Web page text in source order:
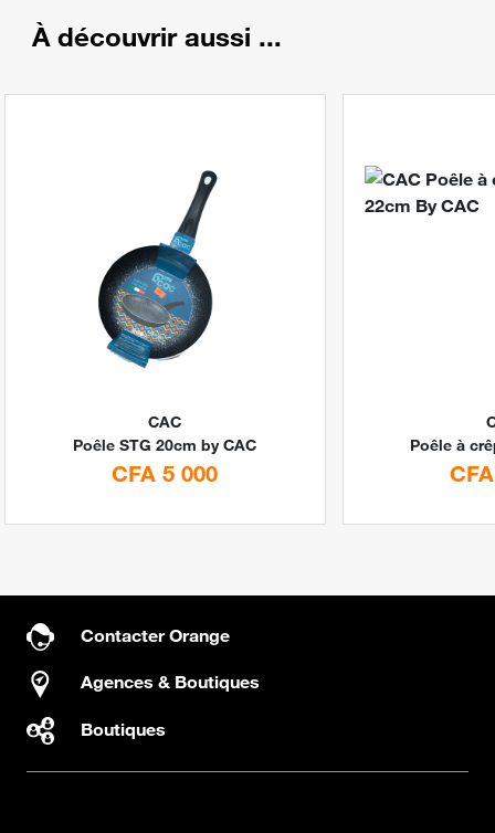
À découvrir aussi ...
CAC
Poêle STG 20cm by CAC
CFA 5 000
Contacter Orange
Agences & Boutiques
Boutiques